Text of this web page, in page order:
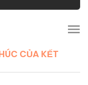
CỦA KẾT